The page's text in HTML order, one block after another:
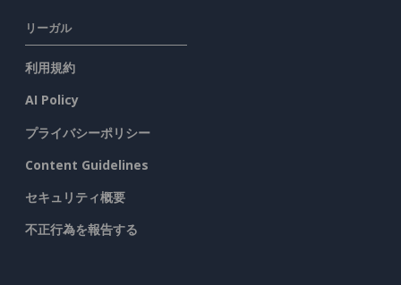
リーガル
利用規約
AI Policy
プライバシーポリシー
Content Guidelines
セキュリティ概要
不正行為を報告する